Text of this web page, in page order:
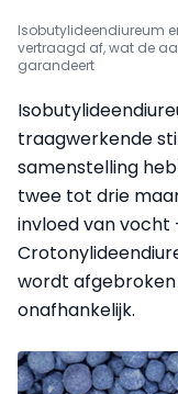
Isobutylideendiureum
vertraagd af, wat de
garandeert
traagwerkende
samenstelling
twee tot drie
invloed van vocht
wordt
onafhankelijk.